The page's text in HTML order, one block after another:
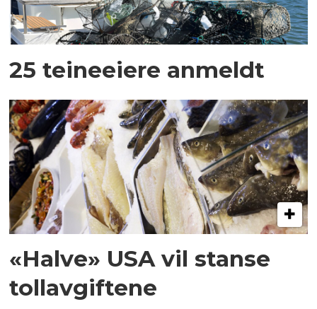
25 teineeiere anmeldt
«Halve» USA vil stanse
tollavgiftene